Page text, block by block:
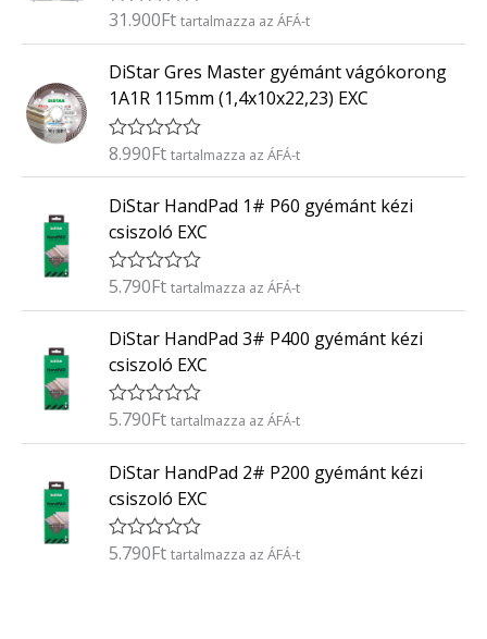
s
:
/
5
É
é
k
e
l
é
s
:
/
5
31.900Ft tartalmazza az ÁFÁ-t
DiStar Gres Master gyémánt vágókorong
1A1R 115mm (1,4x10x22,23) EXC
É
é
e
l
é
s
:
/
5
8.990Ft tartalmazza az ÁFÁ-t
DiStar HandPad 1# P60 gyémánt kézi
csiszoló EXC
É
é
e
l
s
:
/
5
5.790Ft tartalmazza az ÁFÁ-t
DiStar HandPad 3# P400 gyémánt kézi
csiszoló EXC
É
é
e
l
é
s
5.790Ft tartalmazza az ÁFÁ-t
DiStar HandPad 2# P200 gyémánt kézi
csiszoló EXC
É
5.790Ft tartalmazza az ÁFÁ-t